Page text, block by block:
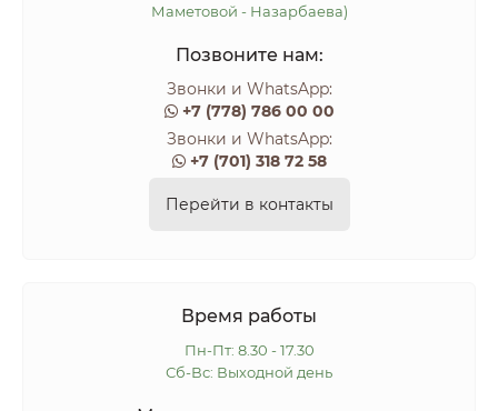
Маметовой - Назарбаева)
Позвоните нам:
Звонки и WhatsApp:
+7 (778) 786 00 00
Звонки и WhatsApp:
+7 (701) 318 72 58
Перейти в контакты
Время работы
Пн-Пт: 8.30 - 17.30
Сб-Вс: Выходной день